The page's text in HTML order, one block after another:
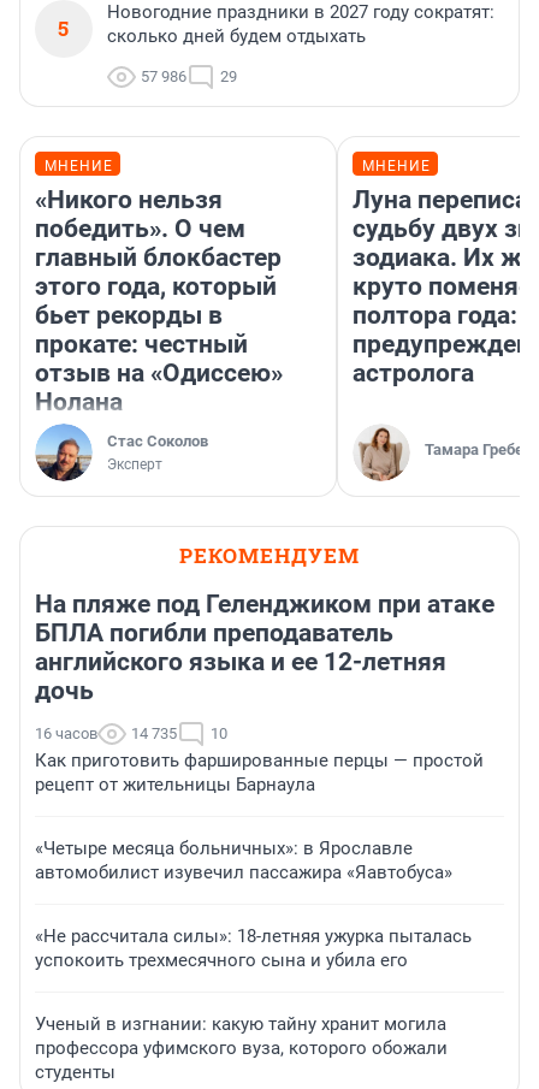
5
Новогодние праздники в 2027 году сократят:
сколько дней будем отдыхать
57 986 29
МНЕНИЕ
«Никого нельзя
победить». О чем
главный блокбастер
этого года, который
бьет рекорды в
прокате: честный
отзыв на «Одиссею»
Нолана
Стас Соколов
Эксперт
МНЕНИЕ
Луна
судьбу двух
зодиака. Их
круто
полтора года:
астролога
Тамара
РЕКОМЕНДУЕМ
На пляже под Геленджиком при атаке
БПЛА погибли преподаватель
английского языка и ее 12-летняя
дочь
16 часов 14 735 10
Как приготовить фаршированные перцы — простой
рецепт от жительницы Барнаула
«Четыре месяца больничных»: в Ярославле
автомобилист изувечил пассажира «Яавтобуса»
«Не рассчитала силы»: 18-летняя ужурка пыталась
успокоить трехмесячного сына и убила его
Ученый в изгнании: какую тайну хранит могила
профессора уфимского вуза, которого обожали
студенты